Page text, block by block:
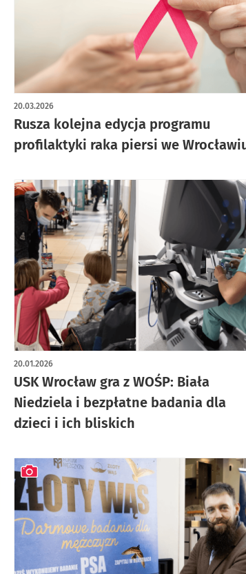
Rusza kolejna edycja programu
profilaktyki raka piersi we
20.03.2026
USK Wrocław gra z WOŚP: Biała
Niedziela i bezpłatne badania dla
dzieci i ich bliskich
20.01.2026